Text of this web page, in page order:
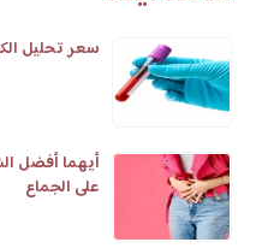
سعر تحليل
أيهما أفضل
على الجماع